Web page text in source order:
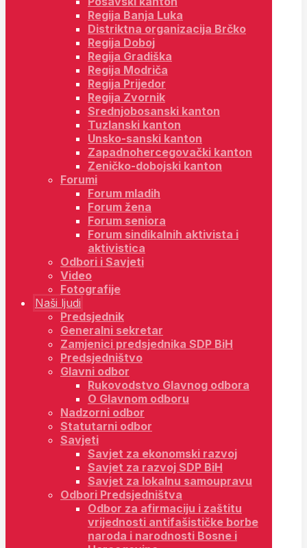
Regija Banja Luka
Distriktna organizacija Brčko
Regija Doboj
Regija Gradiška
Regija Modriča
Regija Prijedor
Regija Zvornik
Srednjobosanski kanton
Tuzlanski kanton
Unsko-sanski kanton
Zapadnohercegovački kanton
Zeničko-dobojski kanton
Forumi
Forum mladih
Forum žena
Forum seniora
Forum sindikalnih aktivista i
aktivistica
Odbori i Savjeti
Video
Fotografije
Naši ljudi
Predsjednik
Generalni sekretar
Zamjenici predsjednika SDP BiH
Predsjedništvo
Glavni odbor
Rukovodstvo Glavnog odbora
O Glavnom odboru
Nadzorni odbor
Statutarni odbor
Savjeti
Savjet za ekonomski razvoj
Savjet za razvoj SDP BiH
Savjet za lokalnu samoupravu
Odbori Predsjedništva
Odbor za afirmaciju i zaštitu
vrijednosti antifašističke borbe
naroda i narodnosti Bosne i